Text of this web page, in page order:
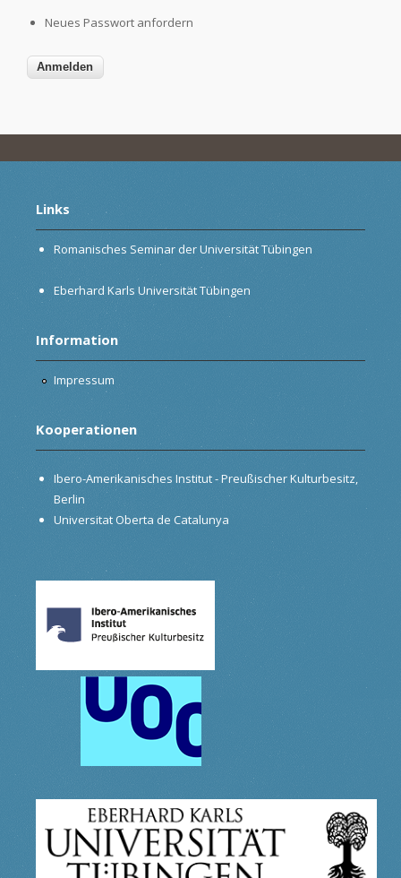
Neues Passwort anfordern
Links
Romanisches Seminar der Universität Tübingen
Eberhard Karls Universität Tübingen
Information
Impressum
Kooperationen
Ibero-Amerikanisches Institut - Preußischer Kulturbesitz,
Berlin
Universitat Oberta de Catalunya